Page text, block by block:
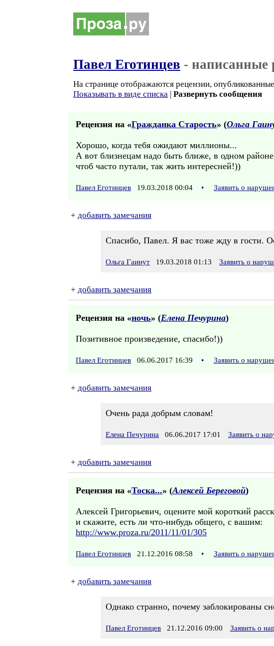
Павел Еготинцев - написанные
На странице отображаются рецензии,
Показывать в виде списка | Развернуть сообщения
Рецензия на «Гражданка Старость» (Ольга
Хорошо, когда тебя ожидают миллионы...
А вот близнецам надо быть ближе, в одном
чтоб часто путали, так жить интересней!))
Павел Еготинцев 19.03.2018 00:04 • Заявить о
+ добавить замечания
Спасибо, Павел. Я вас тоже жду в гости.
Ольга Гаинут 19.03.2018 01:13 Заявить о
+ добавить замечания
Рецензия на «ночь» (Елена Печурина)
Позитивное произведение, спасибо!))
Павел Еготинцев 06.06.2017 16:39 • Заявить о
+ добавить замечания
Очень рада добрым словам!
Елена Печурина 06.06.2017 17:01 Заявить о
+ добавить замечания
Рецензия на «Тоска...» (Алексей Береговой)
Алексей Григорьевич, оцените мой короткий
и скажите, есть ли что-нибудь общего, с вашим:
http://www.proza.ru/2011/11/01/305
Павел Еготинцев 21.12.2016 08:58 • Заявить о
+ добавить замечания
Однако странно, почему заблокированы
Павел Еготинцев 21.12.2016 09:00 Заявить о